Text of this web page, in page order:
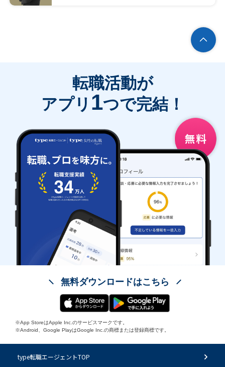
転職活動が
アプリ 1つで完結！
無料ダウンロードはこちら
※App StoreはApple Inc.のサービスマークです。
※Android、Google PlayはGoogle Inc.の商標または登録商標です。
type転職エージェントTOP